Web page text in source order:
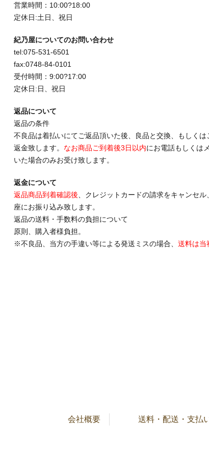
営業時間：10:00?18:00
定休日:土日、祝日
紀乃屋についてのお問い合わせ
tel:075-531-6501
fax:0748-84-0101
受付時間：9:00?17:00
定休日:日、祝日
返品について
返品の条件
不良品は着払いにてご返品頂いた後、良品と交換、もしくは
返金致します。 なお商品ご到着後3日以内にお電話もしくは
いた場合のみお受け致します。
返金について
返品商品到着確認後 、クレジットカードの請求をキャンセ
座にお振り込み致します。
返品の送料・手数料の負担について
原則、購入者様負担。
※不良品、当方の手違い等による発送ミスの場合、送料は当
会社概要 送料・配送・支払